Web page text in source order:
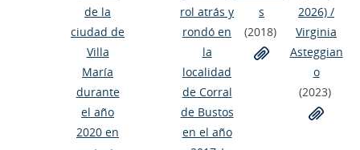
de la
ciudad de
Villa
María
durante
el año
2020 en
rol atrás y
rondó en
la
localidad
de Corral
de Bustos
en el año
s
(2018)
2026) /
Virginia
Asteggian
o
(2023)